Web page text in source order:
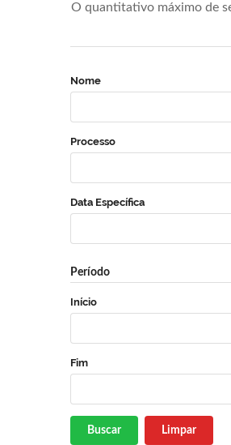
O quantitativo máximo de
Nome
Processo
Data Específica
Período
Início
Fim
Buscar Limpar